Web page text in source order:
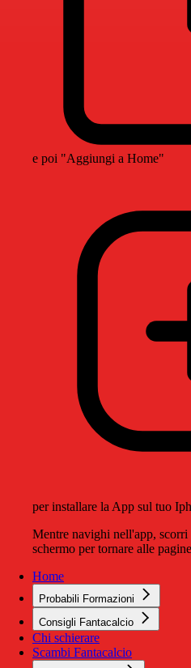
e poi "Aggiungi a Home"
per installare la App sul tuo
Mentre navighi nell'app,
schermo per tornare alle
Home
Probabili Formazioni
Consigli Fantacalcio
Chi schierare
Scambi Fantacalcio